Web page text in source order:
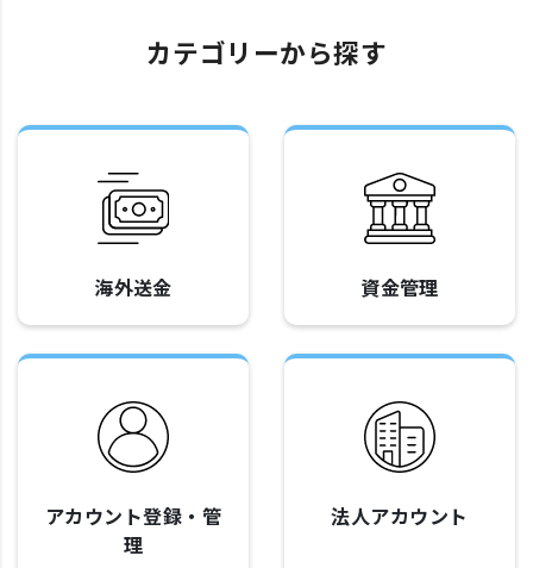
カテゴリーから探す
海外送金 資金管理
アカウント登録・管
理
法人アカウント